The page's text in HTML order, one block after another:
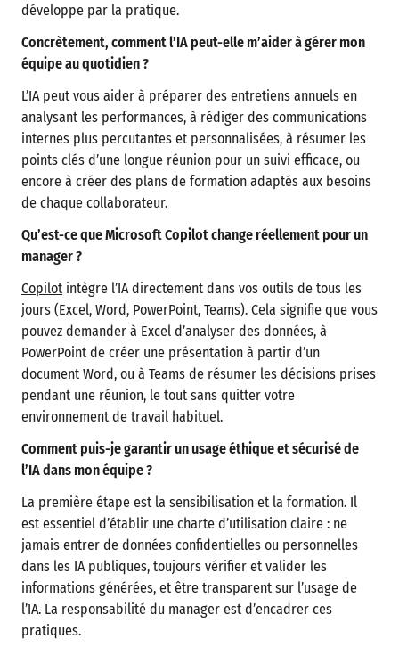
développe par la pratique.
Concrètement, comment l’IA peut-elle m’aider à gérer mon
équipe au quotidien ?
L’IA peut vous aider à préparer des entretiens annuels en
analysant les performances, à rédiger des communications
internes plus percutantes et personnalisées, à résumer les
points clés d’une longue réunion pour un suivi efficace, ou
encore à créer des plans de formation adaptés aux besoins
de chaque collaborateur.
Qu’est-ce que Microsoft Copilot change réellement pour un
manager ?
Copilot intègre l’IA directement dans vos outils de tous les
jours (Excel, Word, PowerPoint, Teams). Cela signifie que vous
pouvez demander à Excel d’analyser des données, à
PowerPoint de créer une présentation à partir d’un
document Word, ou à Teams de résumer les décisions prises
pendant une réunion, le tout sans quitter votre
environnement de travail habituel.
Comment puis-je garantir un usage éthique et sécurisé de
l’IA dans mon équipe ?
La première étape est la sensibilisation et la formation. Il
est essentiel d’établir une charte d’utilisation claire : ne
jamais entrer de données confidentielles ou personnelles
dans les IA publiques, toujours vérifier et valider les
informations générées, et être transparent sur l’usage de
l’IA. La responsabilité du manager est d’encadrer ces
pratiques.